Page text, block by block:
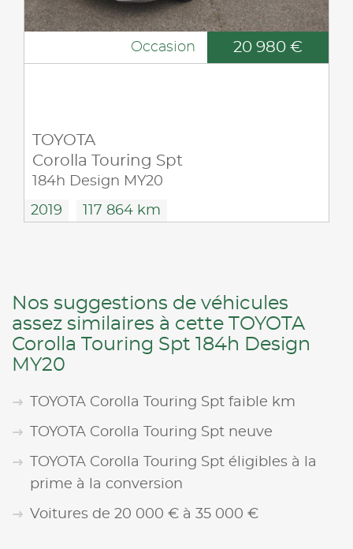
Occasion 20 980 €
TOYOTA
Corolla Touring Spt
184h Design MY20
2019 117 864 km
Nos suggestions de véhicules
assez similaires à cette TOYOTA
Corolla Touring Spt 184h Design
MY20
TOYOTA Corolla Touring Spt faible km
TOYOTA Corolla Touring Spt neuve
TOYOTA Corolla Touring Spt éligibles à la
prime à la conversion
Voitures de 20 000 € à 35 000 €